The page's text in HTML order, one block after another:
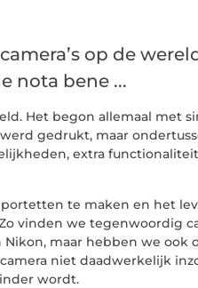
op de
nota bene ...
Het begon allemaal met
gedrukt, maar
extra
te maken en het
vinden we tegenwoordig
maar hebben we ook
niet daadwerkelijk
wordt.